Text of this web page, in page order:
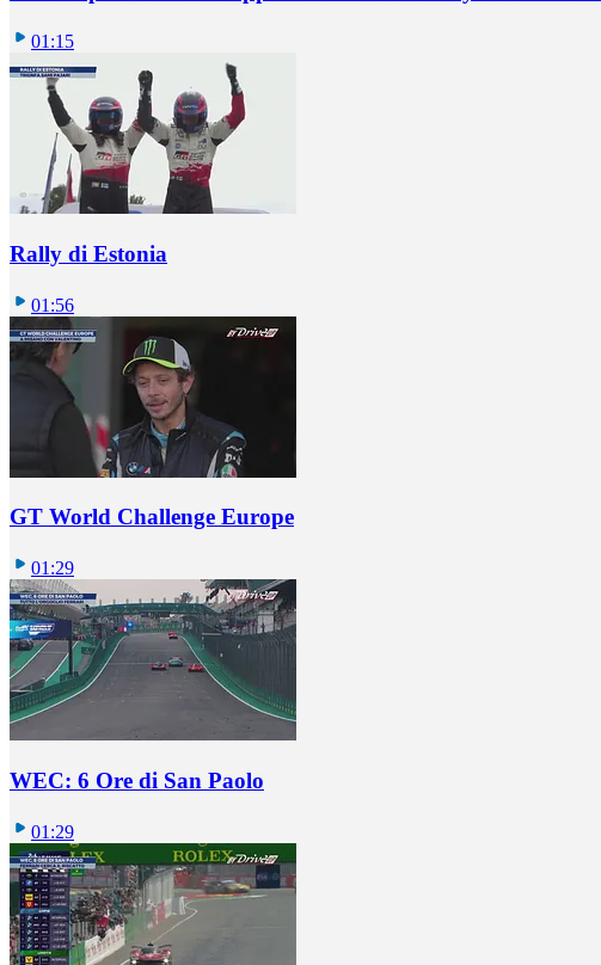
01:15
Rally di Estonia
01:56
GT World Challenge Europe
01:29
WEC: 6 Ore di San Paolo
01:29